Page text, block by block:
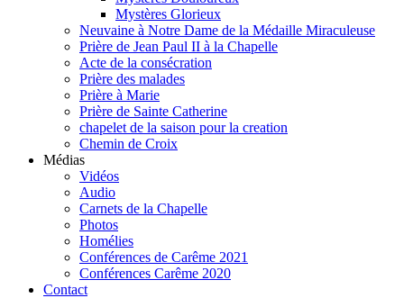
Mystères Glorieux
Neuvaine à Notre Dame de la Médaille Miraculeuse
Prière de Jean Paul II à la Chapelle
Acte de la consécration
Prière des malades
Prière à Marie
Prière de Sainte Catherine
chapelet de la saison pour la creation
Chemin de Croix
Médias
Vidéos
Audio
Carnets de la Chapelle
Photos
Homélies
Conférences de Carême 2021
Conférences Carême 2020
Contact